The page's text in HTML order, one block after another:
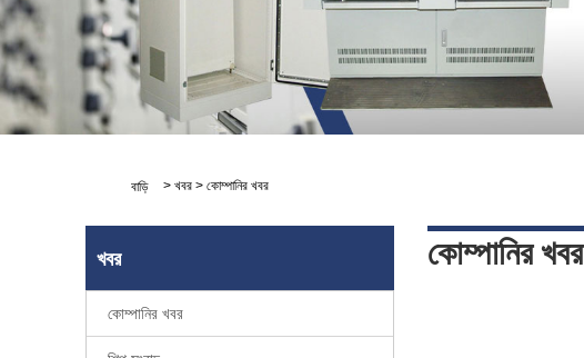
বাড়ি > খবর > কোম্পানির খবর
খবর
কোম্পানির খবর
কোম্পানির খবর